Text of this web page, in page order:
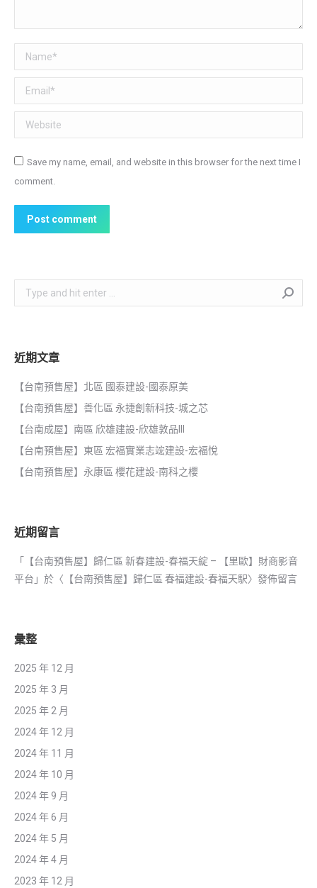
Name *
Email *
Website
Save my name, email, and website in this browser for the next time I
comment.
Post comment
Search:
近期文章
【台南預售屋】北區 國泰建設-國泰原美
【台南預售屋】善化區 永捷創新科技-城之芯
【台南成屋】南區 欣雄建設-欣雄敦品III
【台南預售屋】東區 宏福實業志竤建設-宏福悅
【台南預售屋】永康區 櫻花建設-南科之櫻
近期留言
「
【台南預售屋】歸仁區 新春建設-春福天綻 – 【里歐】財商影音
平台 」於〈 【台南預售屋】歸仁區 春福建設-春福天駅〉發佈留言
彙整
2025 年 12 月
2025 年 3 月
2025 年 2 月
2024 年 12 月
2024 年 11 月
2024 年 10 月
2024 年 9 月
2024 年 6 月
2024 年 5 月
2024 年 4 月
2023 年 12 月